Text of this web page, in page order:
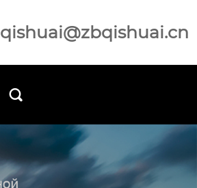
qishuai@zbqishuai.cn
